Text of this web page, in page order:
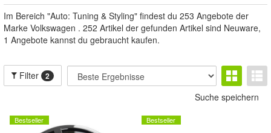
Im Bereich "Auto: Tuning & Styling" findest du 253 Angebote der
Marke Volkswagen . 252 Artikel der gefunden Artikel sind Neuware,
1 Angebote kannst du gebraucht kaufen.
Filter 2
Suche speichern
Bestseller Bestseller